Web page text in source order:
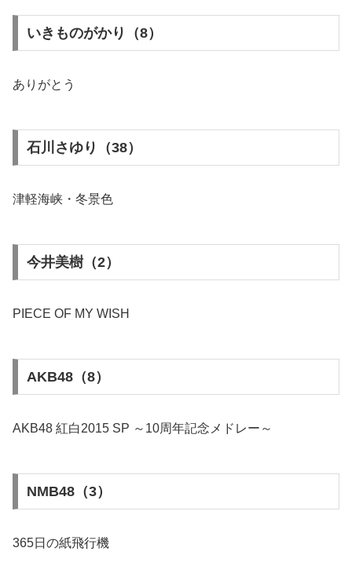
いきものがかり（8）
ありがとう
石川さゆり（38）
津軽海峡・冬景色
今井美樹（2）
PIECE OF MY WISH
AKB48（8）
AKB48 紅白2015 SP ～10周年記念メドレー～
NMB48（3）
365日の紙飛行機